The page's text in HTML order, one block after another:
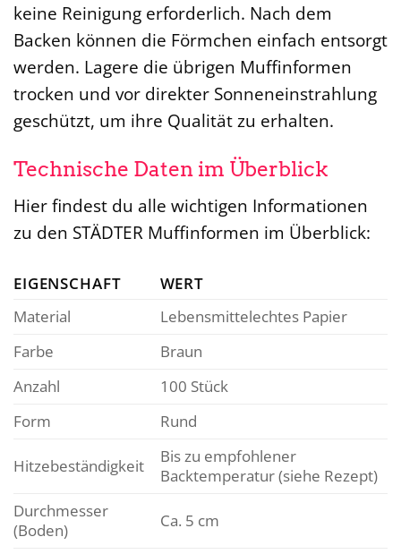
keine Reinigung erforderlich. Nach dem
Backen können die Förmchen einfach entsorgt
werden. Lagere die übrigen Muffinformen
trocken und vor direkter Sonneneinstrahlung
geschützt, um ihre Qualität zu erhalten.
Technische Daten im Überblick
Hier findest du alle wichtigen Informationen
zu den STÄDTER Muffinformen im Überblick:
EIGENSCHAFT
WERT
Material
Lebensmittelechtes Papier
Farbe
Braun
Anzahl
100 Stück
Form
Rund
Hitzebeständigkeit
Bis zu empfohlener
Backtemperatur (siehe Rezept)
Durchmesser
(Boden)
Ca. 5 cm